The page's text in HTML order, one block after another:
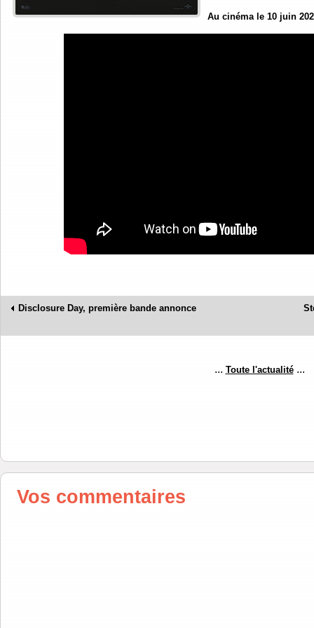
Au cinéma le 10 juin
Disclosure Day, première bande annonce
... Toute l'actualité...
Vos commentaires